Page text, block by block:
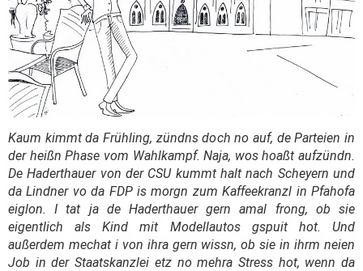
Kaum kimmt da Frühling, zündns doch no auf, de Parteien in
der heißn Phase vom Wahlkampf. Naja, wos hoaßt aufzündn.
De Haderthauer von der CSU kummt halt nach Scheyern und
da Lindner vo da FDP is morgn zum Kaffeekranzl in Pfahofa
eiglon. I tat ja de Haderthauer gern amal frong, ob sie
eigentlich als Kind mit Modellautos gspuit hot. Und
außerdem mechat i von ihra gern wissn, ob sie in ihrm neien
Job in der Staatskanzlei etz no mehra Stress hot, wenn da